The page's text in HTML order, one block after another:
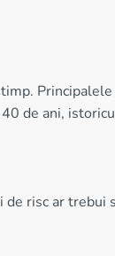
de ani,
risc ar trebui